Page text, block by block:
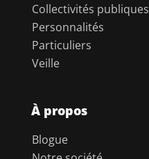
Collectivités publiques
Personnalités
Particuliers
Veille
À propos
Blogue